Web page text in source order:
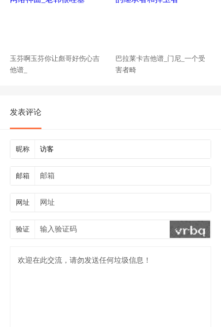
玉芬啊玉芬你让彪哥好伤心吉
他谱_
巴拉莱卡吉他谱_门尼_一个受
害者畸
发表评论
昵称
邮箱
网址
验证